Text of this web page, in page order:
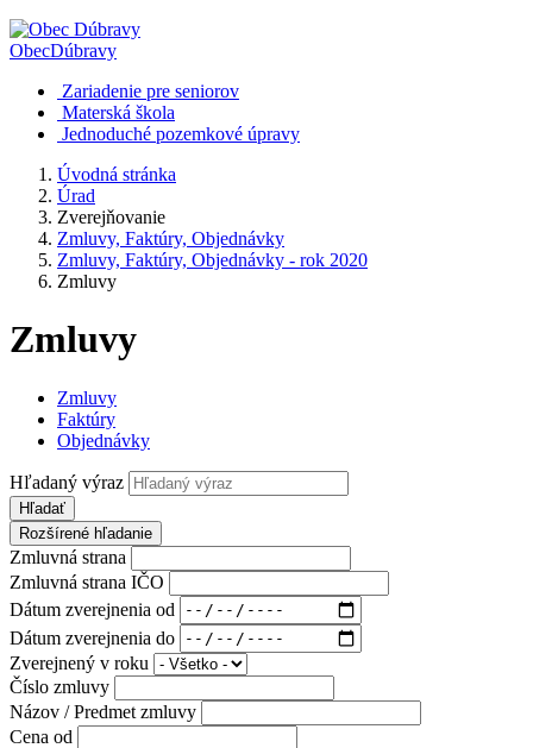
ObecDúbravy
Zariadenie pre seniorov
Materská škola
Jednoduché pozemkové úpravy
Úvodná stránka
Úrad
Zverejňovanie
Zmluvy, Faktúry, Objednávky
Zmluvy, Faktúry, Objednávky - rok 2020
Zmluvy
Zmluvy
Zmluvy
Faktúry
Objednávky
Hľadaný výraz
Hľadať
Rozšírené hľadanie
Zmluvná strana
Zmluvná strana IČO
Dátum zverejnenia od
Dátum zverejnenia do
Zverejnený v roku
Číslo zmluvy
Názov / Predmet zmluvy
Cena od